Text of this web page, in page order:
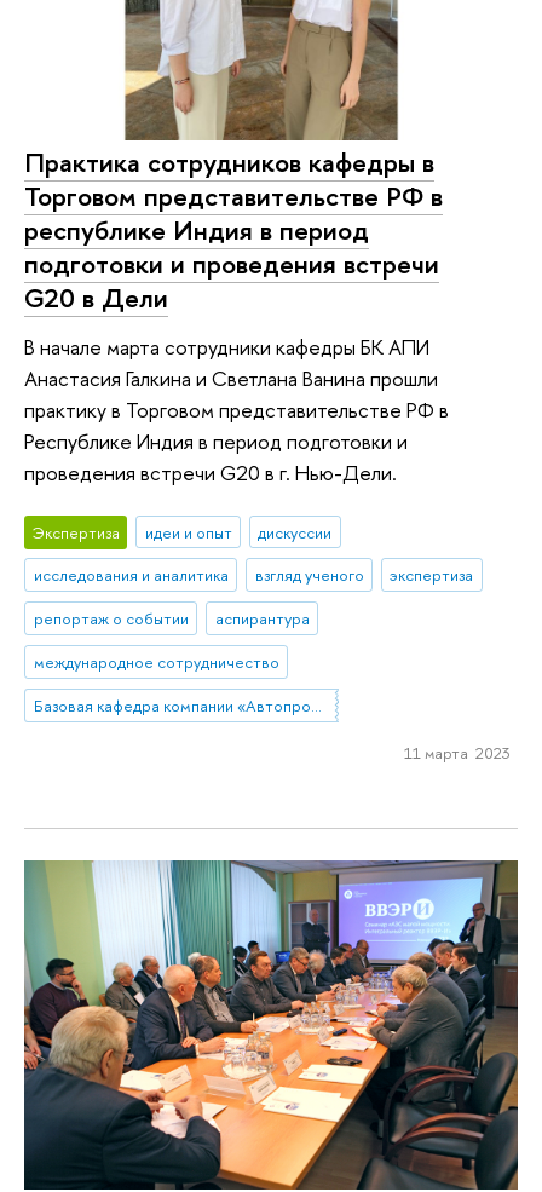
Практика сотрудников кафедры в
Торговом представительстве РФ в
республике Индия в период
подготовки и проведения встречи
G20 в Дели
В начале марта сотрудники кафедры БК АПИ
Анастасия Галкина и Светлана Ванина прошли
практику в Торговом представительстве РФ в
Республике Индия в период подготовки и
проведения встречи G20 в г. Нью-Дели.
Экспертиза идеи и опыт
дискуссии
исследования и аналитика
взгляд ученого
экспертиза
репортаж о событии
аспирантура
международное сотрудничество
Базовая кафедра компании «Автопромимпорт»
11 марта 2023